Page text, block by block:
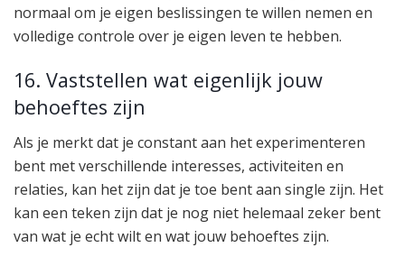
normaal om je eigen beslissingen te willen nemen en
volledige controle over je eigen leven te hebben.
16. Vaststellen wat eigenlijk jouw
behoeftes zijn
Als je merkt dat je constant aan het experimenteren
bent met verschillende interesses, activiteiten en
relaties, kan het zijn dat je toe bent aan single zijn. Het
kan een teken zijn dat je nog niet helemaal zeker bent
van wat je echt wilt en wat jouw behoeftes zijn.